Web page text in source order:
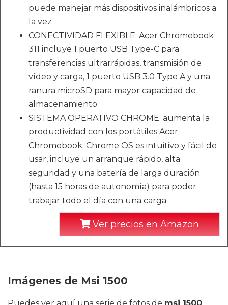
puede manejar más dispositivos inalámbricos a
la vez
CONECTIVIDAD FLEXIBLE: Acer Chromebook
311 incluye 1 puerto USB Type-C para
transferencias ultrarrápidas, transmisión de
vídeo y carga, 1 puerto USB 3.0 Type A y una
ranura microSD para mayor capacidad de
almacenamiento
SISTEMA OPERATIVO CHROME: aumenta la
productividad con los portátiles Acer
Chromebook; Chrome OS es intuitivo y fácil de
usar, incluye un arranque rápido, alta
seguridad y una batería de larga duración
(hasta 15 horas de autonomía) para poder
trabajar todo el día con una carga
Ver precios en Amazon
Imágenes de Msi 1500